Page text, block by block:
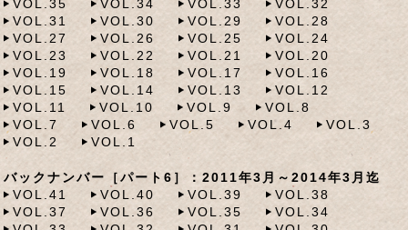
VOL.35 VOL.34 VOL.33
VOL.32
VOL.31
VOL.30 VOL.29
VOL.28
VOL.27
VOL.26 VOL.25
VOL.24
VOL.23
VOL.22 VOL.21
VOL.20
VOL.19
VOL.18 VOL.17
VOL.16
VOL.15
VOL.14 VOL.13
VOL.12
VOL.11
VOL.10 VOL.9
VOL.8
VOL.7
VOL.6 VOL.5 VOL.4
VOL.3
VOL.2
VOL.1
バックナンバー［パート6］：2011年3月～2014年3月迄
VOL.41
VOL.40 VOL.39
VOL.38
VOL.37
VOL.36 VOL.35
VOL.34